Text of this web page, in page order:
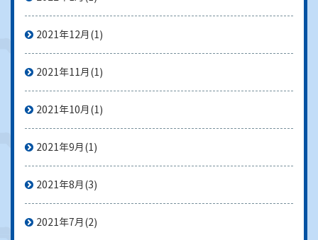
2021年12月 (1)
2021年11月 (1)
2021年10月 (1)
2021年9月 (1)
2021年8月 (3)
2021年7月 (2)